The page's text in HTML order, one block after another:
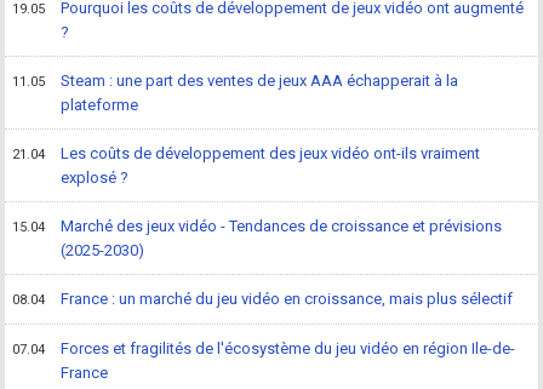
19.05
Pourquoi les coûts de développement de jeux vidéo ont augmenté
?
11.05
Steam : une part des ventes de jeux AAA échapperait à la
plateforme
21.04
Les coûts de développement des jeux vidéo ont-ils vraiment
explosé ?
15.04
Marché des jeux vidéo - Tendances de croissance et prévisions
(2025-2030)
08.04 France : un marché du jeu vidéo en croissance, mais plus sélectif
07.04
Forces et fragilités de l'écosystème du jeu vidéo en région Ile-de-
France